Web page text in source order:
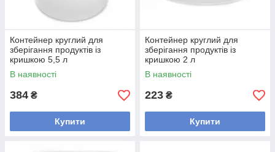
Контейнер круглий для
зберігання продуктів із
кришкою 5,5 л
В наявності
384 ₴
Купити
Контейнер круглий для
зберігання продуктів із
кришкою 2 л
В наявності
223 ₴
Купити